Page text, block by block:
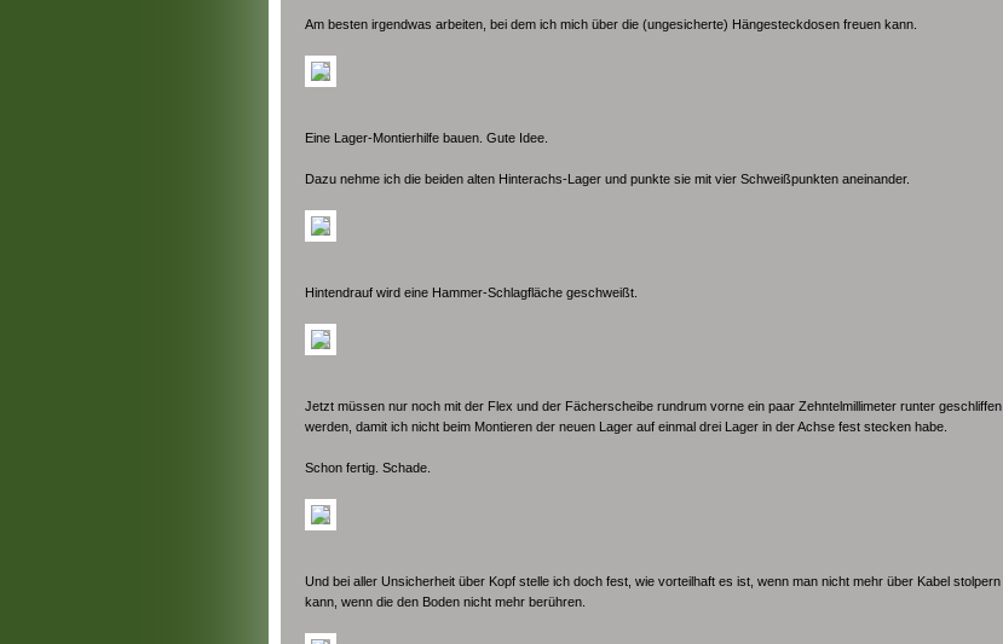
Am besten irgendwas arbeiten, bei dem ich mich über die (ungesicherte) Hängesteckdosen freuen kann.
Eine Lager-Montierhilfe bauen. Gute Idee.
Dazu nehme ich die beiden alten Hinterachs-Lager und punkte sie mit vier Schweißpunkten aneinander.
Hintendrauf wird eine Hammer-Schlagfläche geschweißt.
Jetzt müssen nur noch mit der Flex und der Fächerscheibe rundrum vorne ein paar Zehntelmillimeter runter geschliffen
werden, damit ich nicht beim Montieren der neuen Lager auf einmal drei Lager in der Achse fest stecken habe.
Schon fertig. Schade.
Und bei aller Unsicherheit über Kopf stelle ich doch fest, wie vorteilhaft es ist, wenn man nicht mehr über Kabel stolpern
kann, wenn die den Boden nicht mehr berühren.